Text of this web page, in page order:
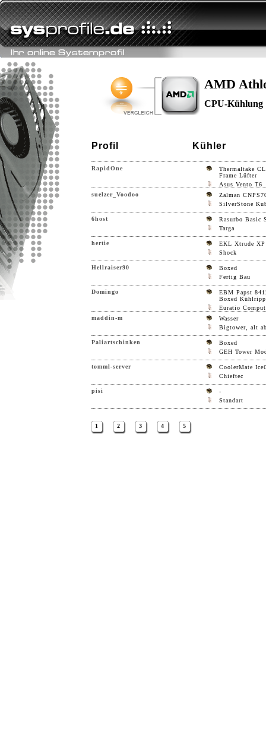
AMD
CPU-Kühlung
Profil Kühler
RapidOne
Thermaltake
Frame Lüfter
Asus Vento T6
suelzer_Voodoo
Zalman
SilverStone
6host
Rasurbo Basic
Targa
hertie
EKL Xtrude XP
Shock
Hellraiser90
Boxed
Fertig Bau
Domingo
EBM Papst
Boxed
Euratio
maddin-m
Wasser
Bigtower, alt
Paliartschinken
Boxed
GEH Tower
tomml-server
CoolerMate
Chieftec
pisi
-
Standart
1 2 3 4 5